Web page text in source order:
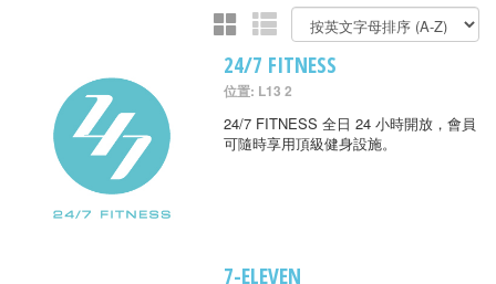
24/7 FITNESS
位置: L13 2
24/7 FITNESS 全日 24 小時開放，會員
可隨時享用頂級健身設施。
7-ELEVEN